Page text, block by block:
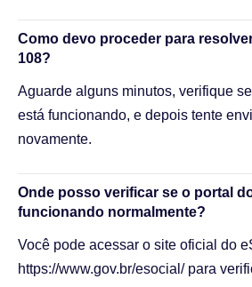
Como devo proceder para
108?
Aguarde alguns minutos, verifique
está funcionando, e depois tente
novamente.
Onde posso verificar se o portal
funcionando normalmente?
Você pode acessar o site oficial do
https://www.gov.br/esocial/ para